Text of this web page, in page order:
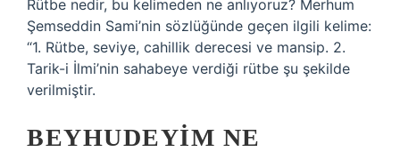
Rütbe nedir, bu kelimeden ne anlıyoruz? Merhum
Şemseddin Sami’nin sözlüğünde geçen ilgili kelime:
“1. Rütbe, seviye, cahillik derecesi ve mansip. 2.
Tarik-i İlmi’nin sahabeye verdiği rütbe şu şekilde
verilmiştir.
BEYHUDEYIM NE